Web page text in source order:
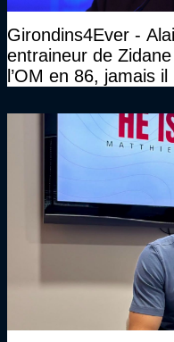
Girondins4Ever -
entraineur de
l’OM en 86, jamais